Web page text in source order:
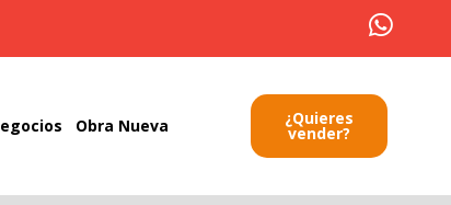
Obra Nueva ¿Quieres
vender?